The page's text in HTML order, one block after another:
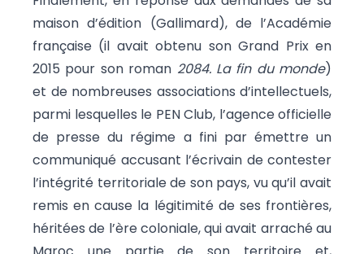
maison d’édition (Gallimard), de l’Académie
française (il avait obtenu son Grand Prix en
2015 pour son roman 2084. La fin du monde)
et de nombreuses associations d’intellectuels,
parmi lesquelles le PEN Club, l’agence officielle
de presse du régime a fini par émettre un
communiqué accusant l’écrivain de contester
l’intégrité territoriale de son pays, vu qu’il avait
remis en cause la légitimité de ses frontières,
héritées de l’ère coloniale, qui avait arraché au